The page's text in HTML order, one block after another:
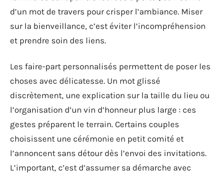
d’un mot de travers pour crisper l’ambiance. Miser
sur la bienveillance, c’est éviter l’incompréhension
et prendre soin des liens.
Les faire-part personnalisés permettent de poser les
choses avec délicatesse. Un mot glissé
discrètement, une explication sur la taille du lieu ou
l’organisation d’un vin d’honneur plus large : ces
gestes préparent le terrain. Certains couples
choisissent une cérémonie en petit comité et
l’annoncent sans détour dès l’envoi des invitations.
L’important, c’est d’assumer sa démarche avec